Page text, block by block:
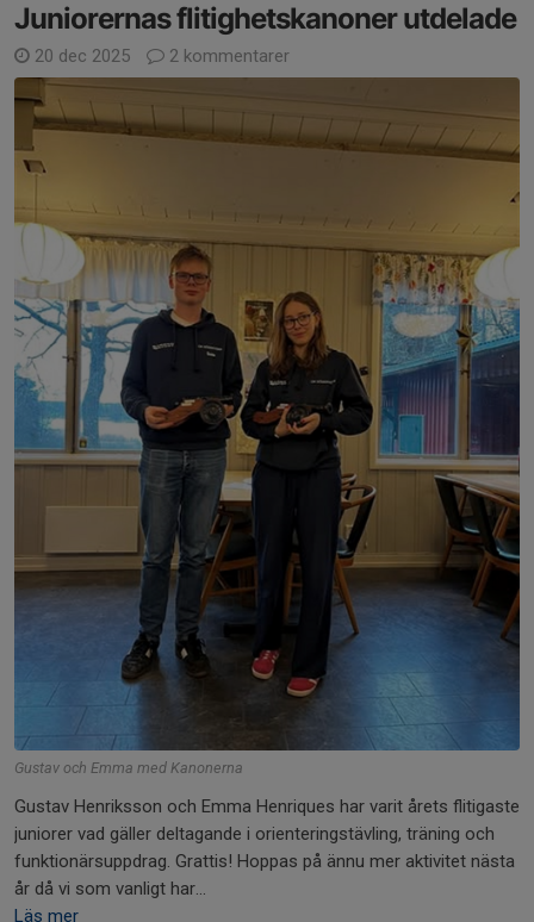
Juniorernas flitighetskanoner utdelade
20 dec 2025 2 kommentarer
Gustav och Emma med Kanonerna
Gustav Henriksson och Emma Henriques har varit årets flitigaste
juniorer vad gäller deltagande i orienteringstävling, träning och
funktionärsuppdrag. Grattis! Hoppas på ännu mer aktivitet nästa
år då vi som vanligt har...
Läs mer